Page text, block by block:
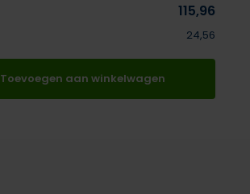
115,96
24,56
Toevoegen aan winkelwagen